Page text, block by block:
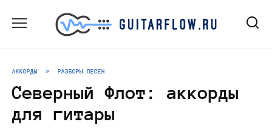
АККОРДЫ » РАЗБОРЫ ПЕСЕН
Северный Флот: аккорды
для гитары